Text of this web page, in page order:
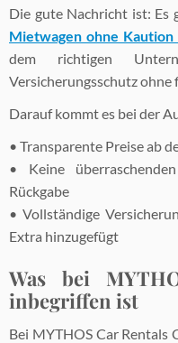
Die gute Nachricht ist: Es
Mietwagen ohne
dem richtigen
Versicherungsschutz ohne
Darauf kommt es bei der
• Transparente Preise ab
• Keine
Rückgabe
• Vollständige
Extra hinzugefügt
Was bei
inbegriffen ist
Bei MYTHOS Car Rentals